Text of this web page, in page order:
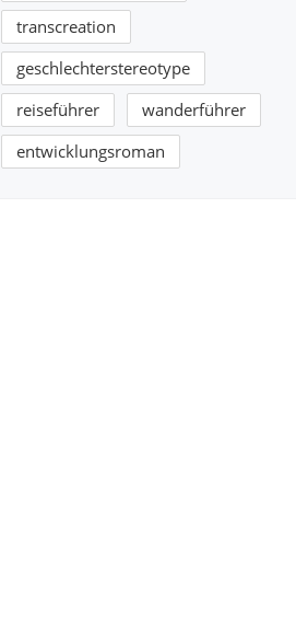
transcreation
geschlechterstereotype
reiseführer
wanderführer
entwicklungsroman